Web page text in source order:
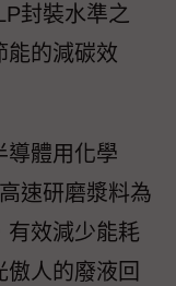
封裝水準之
能的減碳效
導體用化學
速研磨漿料為
有效減少能耗
人的廢液回